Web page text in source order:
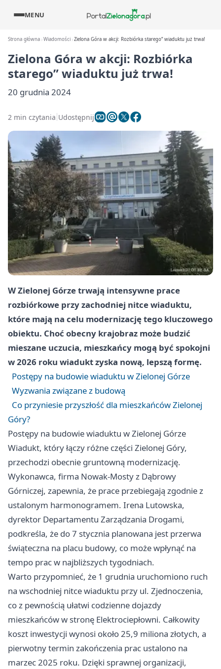
MENU
Strona główna Wiadomości Zielona Góra w akcji: Rozbiórka starego” wiaduktu już trwa!
Zielona Góra w akcji: Rozbiórka
starego” wiaduktu już trwa!
20 grudnia 2024
2 min czytania Udostępnij
W Zielonej Górze trwają intensywne prace
rozbiórkowe przy zachodniej nitce wiaduktu,
które mają na celu modernizację tego kluczowego
obiektu. Choć obecny krajobraz może budzić
mieszane uczucia, mieszkańcy mogą być spokojni
w 2026 roku wiadukt zyska nową, lepszą formę.
Postępy na budowie wiaduktu w Zielonej Górze
Wyzwania związane z budową
Co przyniesie przyszłość dla mieszkańców Zielonej
Góry?
Postępy na budowie wiaduktu w Zielonej Górze
Wiadukt, który łączy różne części Zielonej Góry,
przechodzi obecnie gruntowną modernizację.
Wykonawca, firma Nowak-Mosty z Dąbrowy
Górniczej, zapewnia, że prace przebiegają zgodnie z
ustalonym harmonogramem. Irena Lutowska,
dyrektor Departamentu Zarządzania Drogami,
podkreśla, że do 7 stycznia planowana jest przerwa
świąteczna na placu budowy, co może wpłynąć na
tempo prac w najbliższych tygodniach.
Warto przypomnieć, że 1 grudnia uruchomiono ruch
na wschodniej nitce wiaduktu przy ul. Zjednoczenia,
co z pewnością ułatwi codzienne dojazdy
mieszkańców w stronę Elektrociepłowni. Całkowity
koszt inwestycji wynosi około 25,9 miliona złotych, a
pierwotny termin zakończenia prac ustalono na
marzec 2025 roku. Dzięki sprawnej organizacji,